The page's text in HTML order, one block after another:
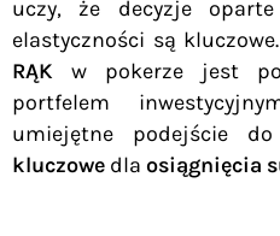
uczy, że decyzje
elastyczności są
RĄK w pokerze jest
portfelem
umiejętne podejście
kluczowe dla osiągnięcia